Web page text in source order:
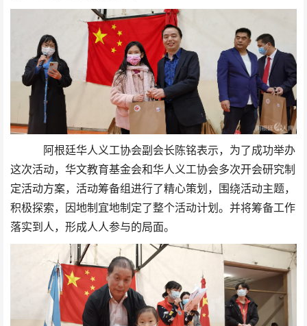
阿根廷华人义工协会副会长陈铭表示，为了成功举办
这次活动，华文教育基金会和华人义工协会多次开会研究制
定活动方案，活动筹备组进行了精心策划，围绕活动主题，
积极探索，因地制宜地制定了整个活动计划。并将筹备工作
落实到人，形成人人参与的局面。